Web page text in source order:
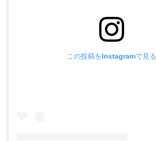
この投稿をInstagramで見る